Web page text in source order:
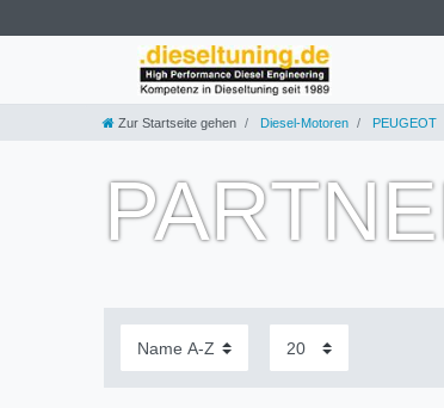
Zur Startseite gehen Diesel-Motoren PEUGEOT